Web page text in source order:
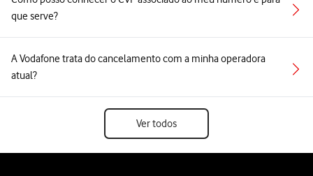
que serve?
A Vodafone trata do cancelamento com a minha operadora
atual?
Ver todos